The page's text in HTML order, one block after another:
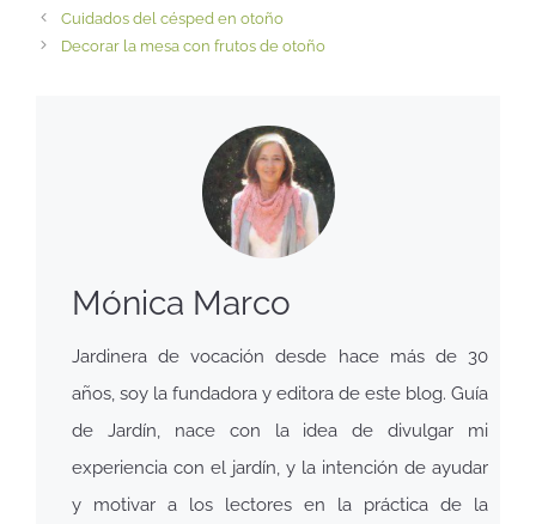
Cuidados del césped en otoño
Decorar la mesa con frutos de otoño
Mónica Marco
Jardinera de vocación desde hace más de 30
años, soy la fundadora y editora de este blog. Guía
de Jardín, nace con la idea de divulgar mi
experiencia con el jardín, y la intención de ayudar
y motivar a los lectores en la práctica de la